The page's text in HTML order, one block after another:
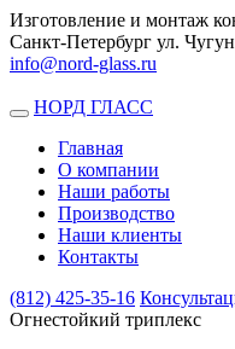
Изготовление и монтаж
Санкт-Петербург ул.
info@nord-glass.ru
Toggle
navigation
НОРД ГЛАСС
Главная
О компании
Наши работы
Производство
Наши клиенты
Контакты
(812) 425-35-16
Огнестойкий триплекс